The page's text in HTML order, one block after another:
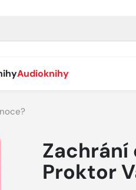
Audioknihy
Proktor